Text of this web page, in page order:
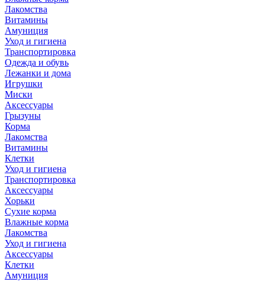
Лакомства
Витамины
Амуниция
Уход и гигиена
Транспортировка
Одежда и обувь
Лежанки и дома
Игрушки
Миски
Аксессуары
Грызуны
Корма
Лакомства
Витамины
Клетки
Уход и гигиена
Транспортировка
Аксессуары
Хорьки
Сухие корма
Влажные корма
Лакомства
Уход и гигиена
Аксессуары
Клетки
Амуниция